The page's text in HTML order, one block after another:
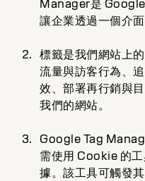
Manager是
讓企業透過一個介
標籤是我們網站上
流量與訪客行為、
效、部署再行銷與
我們的網站。
Google Tag
需使用 Cookie 的
據。該工具可觸發